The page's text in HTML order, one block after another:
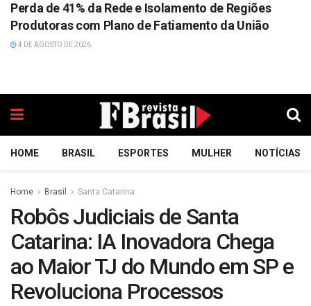
Perda de 41% da Rede e Isolamento de Regiões
Produtoras com Plano de Fatiamento da União
4 DE AGOSTO DE 2026
HOME BRASIL ESPORTES MULHER NOTÍCIAS
Home Brasil Santa Catarina
Robôs Judiciais de Santa
Catarina: IA Inovadora Chega
ao Maior TJ do Mundo em SP e
Revoluciona Processos